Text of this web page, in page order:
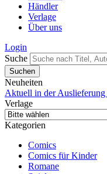
Händler
Verlage
Über uns
Login
Suche
Neuheiten
Aktuell in der Auslieferung
Verlage
Kategorien
Comics
Comics für Kinder
Romane